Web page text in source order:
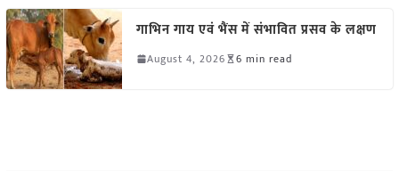
गाभिन गाय एवं भैंस में संभावित प्रसव के लक्षण
August 4, 2026 6 min read